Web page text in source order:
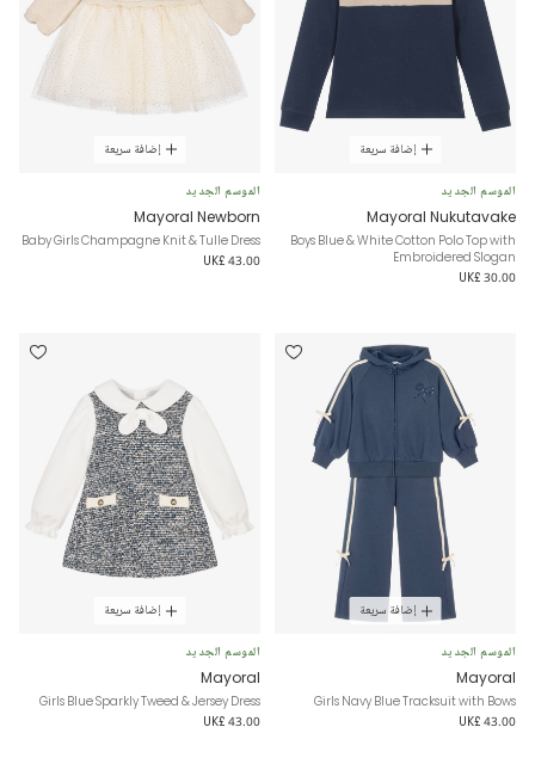
إضافة سريعة
الموسم الجديد
Mayoral Nukutavake
Boys Blue & White Cotton Polo Top with
Embroidered Slogan
UK£ 30.00
إضافة سريعة
الموسم الجديد
Mayoral Newborn
Baby Girls Champagne Knit & Tulle Dress
UK£ 43.00
إضافة سريعة
الموسم الجديد
Mayoral
Girls Navy Blue Tracksuit with Bows
UK£ 43.00
إضافة سريعة
الموسم الجديد
Mayoral
Girls Blue Sparkly Tweed & Jersey Dress
UK£ 43.00